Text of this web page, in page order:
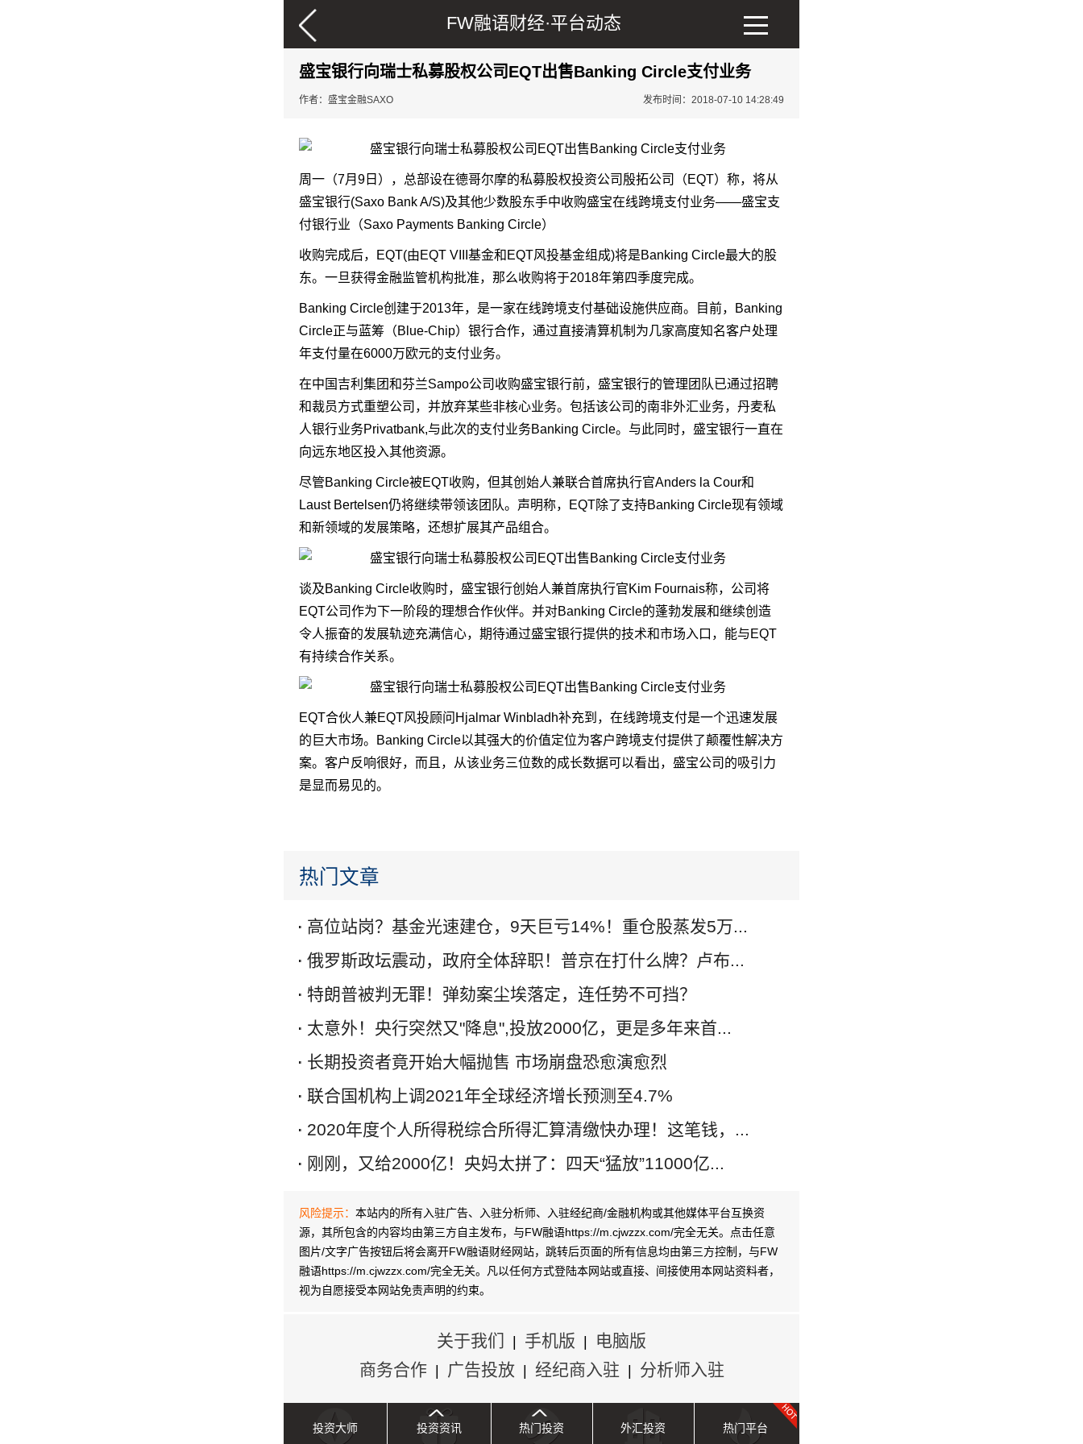
FW融语财经·平台动态
盛宝银行向瑞士私募股权公司EQT出售Banking Circle支付业务
作者：盛宝金融SAXO 发布时间：2018-07-10 14:28:49
周一（7月9日），总部设在德哥尔摩的私募股权投资公司殷拓公司（EQT）称，将从
盛宝银行(Saxo Bank A/S)及其他少数股东手中收购盛宝在线跨境支付业务——盛宝支
付银行业（Saxo Payments Banking Circle）
收购完成后，EQT(由EQT VIII基金和EQT风投基金组成)将是Banking Circle最大的股
东。一旦获得金融监管机构批准，那么收购将于2018年第四季度完成。
Banking Circle创建于2013年，是一家在线跨境支付基础设施供应商。目前，Banking
Circle正与蓝筹（Blue-Chip）银行合作，通过直接清算机制为几家高度知名客户处理
年支付量在6000万欧元的支付业务。
在中国吉利集团和芬兰Sampo公司收购盛宝银行前，盛宝银行的管理团队已通过招聘
和裁员方式重塑公司，并放弃某些非核心业务。包括该公司的南非外汇业务，丹麦私
人银行业务Privatbank,与此次的支付业务Banking Circle。与此同时，盛宝银行一直在
向远东地区投入其他资源。
尽管Banking Circle被EQT收购，但其创始人兼联合首席执行官Anders la Cour和
Laust Bertelsen仍将继续带领该团队。声明称，EQT除了支持Banking Circle现有领域
和新领域的发展策略，还想扩展其产品组合。
谈及Banking Circle收购时，盛宝银行创始人兼首席执行官Kim Fournais称，公司将
EQT公司作为下一阶段的理想合作伙伴。并对Banking Circle的蓬勃发展和继续创造
令人振奋的发展轨迹充满信心，期待通过盛宝银行提供的技术和市场入口，能与EQT
有持续合作关系。
EQT合伙人兼EQT风投顾问Hjalmar Winbladh补充到，在线跨境支付是一个迅速发展
的巨大市场。Banking Circle以其强大的价值定位为客户跨境支付提供了颠覆性解决方
案。客户反响很好，而且，从该业务三位数的成长数据可以看出，盛宝公司的吸引力
是显而易见的。
热门文章
高位站岗？基金光速建仓，9天巨亏14%！重仓股蒸发5万...
俄罗斯政坛震动，政府全体辞职！普京在打什么牌？卢布...
特朗普被判无罪！弹劾案尘埃落定，连任势不可挡？
太意外！央行突然又"降息",投放2000亿，更是多年来首...
长期投资者竟开始大幅抛售 市场崩盘恐愈演愈烈
联合国机构上调2021年全球经济增长预测至4.7%
2020年度个人所得税综合所得汇算清缴快办理！这笔钱，...
刚刚，又给2000亿！央妈太拼了：四天“猛放”11000亿...
风险提示：本站内的所有入驻广告、入驻分析师、入驻经纪商/金融机构或其他媒体平台互换资
源，其所包含的内容均由第三方自主发布，与FW融语https://m.cjwzzx.com/完全无关。点击任意
图片/文字广告按钮后将会离开FW融语财经网站，跳转后页面的所有信息均由第三方控制，与FW
融语https://m.cjwzzx.com/完全无关。凡以任何方式登陆本网站或直接、间接使用本网站资料者，
视为自愿接受本网站免责声明的约束。
关于我们 手机版
电脑版
商务合作
广告投放 经纪商入驻 分析师入驻
投资大师 投资资讯 热门投资 外汇投资 热门平台